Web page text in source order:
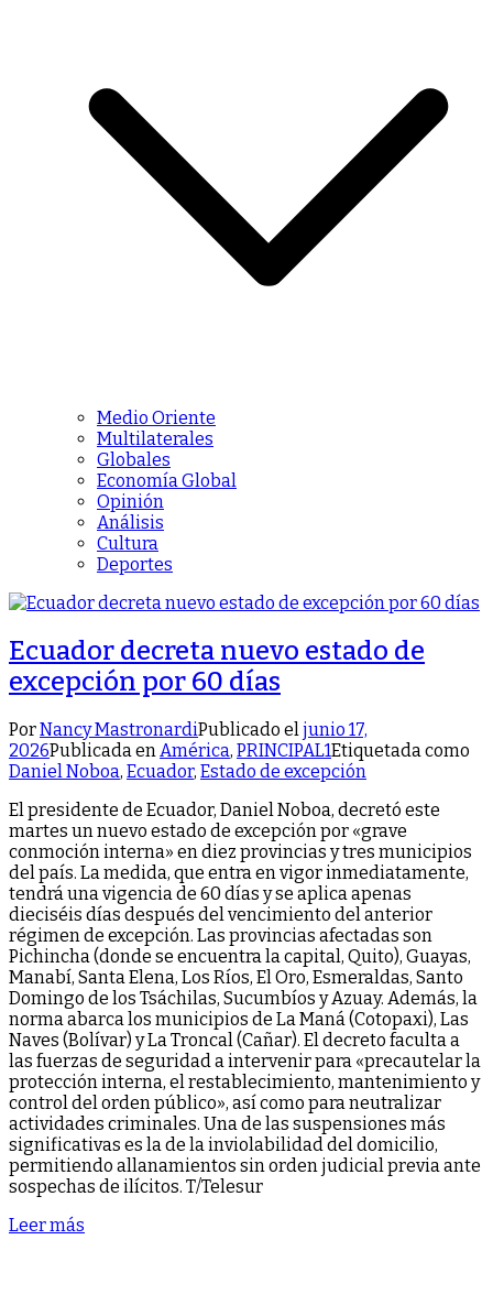
Medio Oriente
Multilaterales
Globales
Economía Global
Opinión
Análisis
Cultura
Deportes
Ecuador decreta nuevo estado de
excepción por 60 días
PorNancy MastronardiPublicado eljunio 17,
2026Publicada enAmérica, PRINCIPAL1Etiquetada como
Daniel Noboa, Ecuador, Estado de excepción
El presidente de Ecuador, Daniel Noboa, decretó este
martes un nuevo estado de excepción por «grave
conmoción interna» en diez provincias y tres municipios
del país. La medida, que entra en vigor inmediatamente,
tendrá una vigencia de 60 días y se aplica apenas
dieciséis días después del vencimiento del anterior
régimen de excepción. Las provincias afectadas son
Pichincha (donde se encuentra la capital, Quito), Guayas,
Manabí, Santa Elena, Los Ríos, El Oro, Esmeraldas, Santo
Domingo de los Tsáchilas, Sucumbíos y Azuay. Además, la
norma abarca los municipios de La Maná (Cotopaxi), Las
Naves (Bolívar) y La Troncal (Cañar). El decreto faculta a
las fuerzas de seguridad a intervenir para «precautelar la
protección interna, el restablecimiento, mantenimiento y
control del orden público», así como para neutralizar
actividades criminales. Una de las suspensiones más
significativas es la de la inviolabilidad del domicilio,
permitiendo allanamientos sin orden judicial previa ante
sospechas de ilícitos. T/Telesur
Leer más